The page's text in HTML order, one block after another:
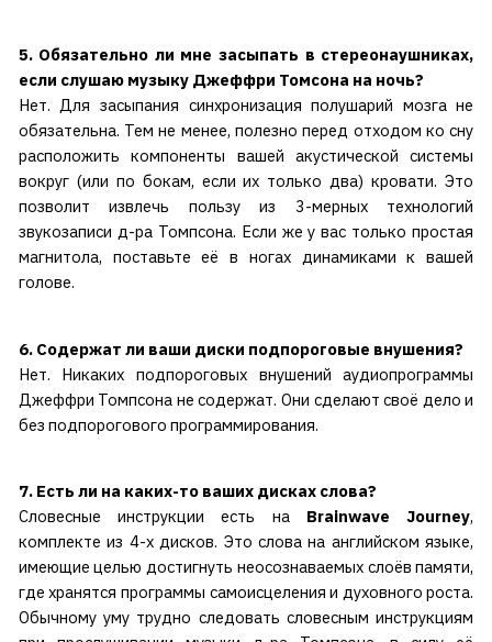
5. Обязательно ли мне засыпать в стереонаушниках,
если слушаю музыку Джеффри Томсона на ночь?
Нет. Для засыпания синхронизация полушарий мозга не
обязательна. Тем не менее, полезно перед отходом ко сну
расположить компоненты вашей акустической системы
вокруг (или по бокам, если их только два) кровати. Это
позволит извлечь пользу из 3-мерных технологий
звукозаписи д-ра Томпсона. Если же у вас только простая
магнитола, поставьте её в ногах динамиками к вашей
голове.
6. Содержат ли ваши диски подпороговые внушения?
Нет. Никаких подпороговых внушений аудиопрограммы
Джеффри Томпсона не содержат. Они сделают своё дело и
без подпорогового программирования.
7. Есть ли на каких-то ваших дисках слова?
Словесные инструкции есть наBrainwave Journey,
комплекте из 4-х дисков. Это слова на английском языке,
имеющие целью достигнуть неосознаваемых слоёв памяти,
где хранятся программы самоисцеления и духовного роста.
Обычному уму трудно следовать словесным инструкциям